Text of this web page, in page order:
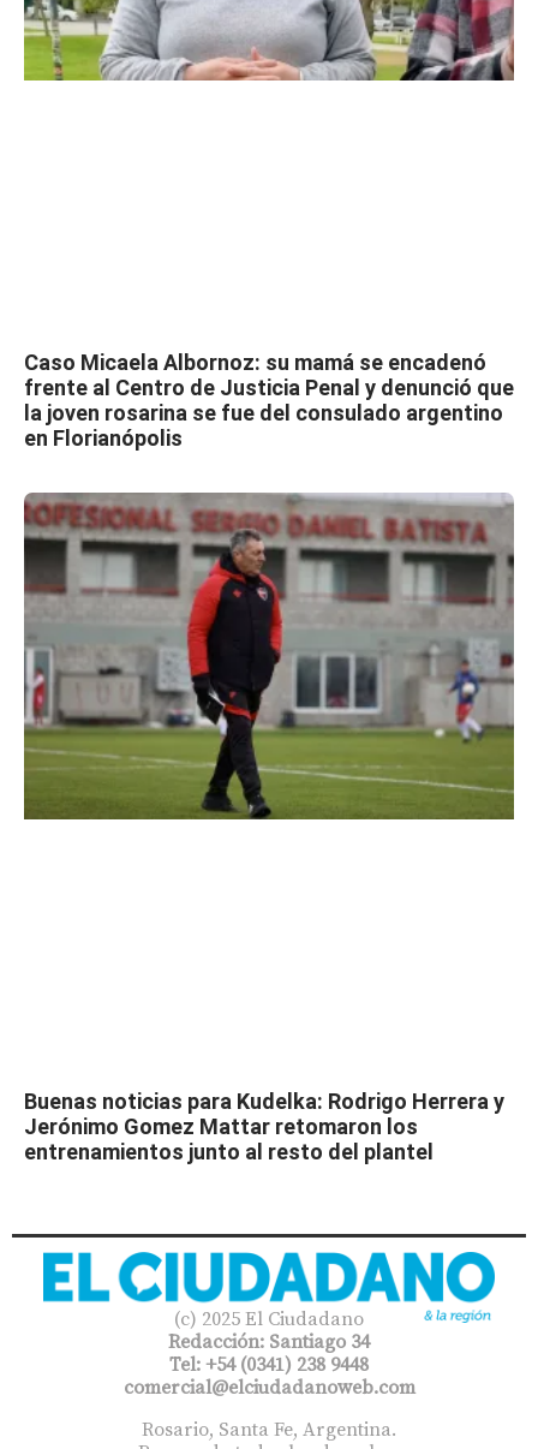
Caso Micaela Albornoz: su mamá se encadenó
frente al Centro de Justicia Penal y denunció que
la joven rosarina se fue del consulado argentino
en Florianópolis
Buenas noticias para Kudelka: Rodrigo Herrera y
Jerónimo Gomez Mattar retomaron los
entrenamientos junto al resto del plantel
(c) 2025 El Ciudadano
Redacción: Santiago 34
Tel: +54 (0341) 238 9448
comercial@elciudadanoweb.com​
Rosario, Santa Fe, Argentina.